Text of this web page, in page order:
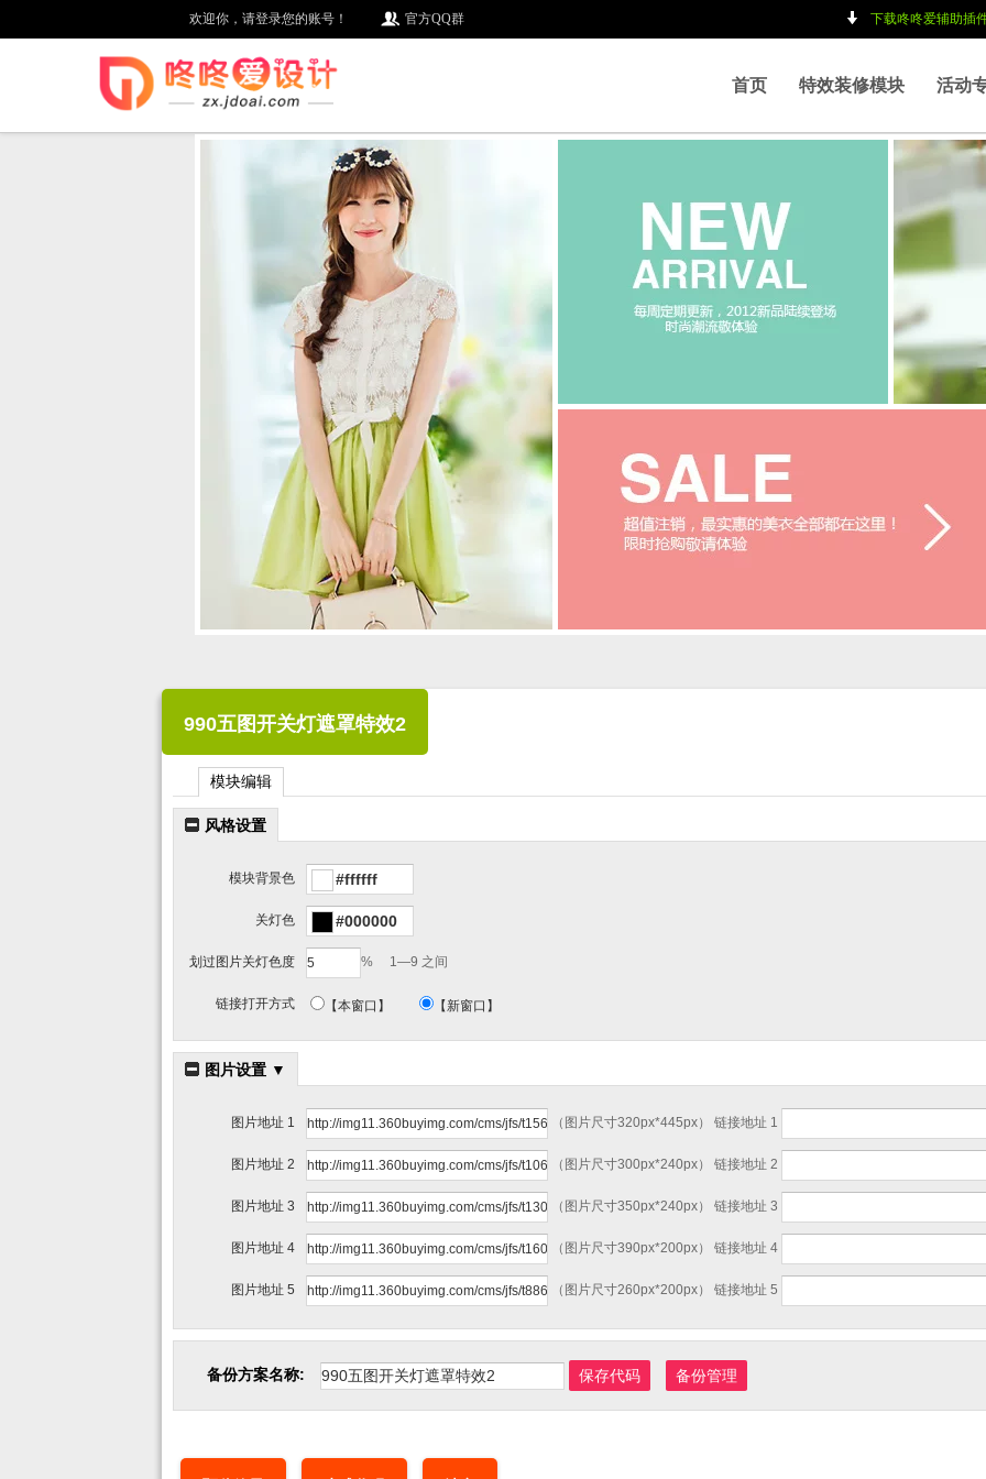
欢迎你，请登录您的账号！ 官方QQ群 下载咚咚爱辅助插
首页 特效装修模块 活动
990五图开关灯遮罩特效2
模块编辑
风格设置
模块背景色
关灯色
划过图片关灯色度 % 1—9 之间
链接打开方式 【本窗口】 【新窗口】
图片设置 ▼
图片地址 1 （图片尺寸320px*445px） 链接地址 1
图片地址 2 （图片尺寸300px*240px） 链接地址 2
图片地址 3 （图片尺寸350px*240px） 链接地址 3
图片地址 4 （图片尺寸390px*200px） 链接地址 4
图片地址 5 （图片尺寸260px*200px） 链接地址 5
备份方案名称: